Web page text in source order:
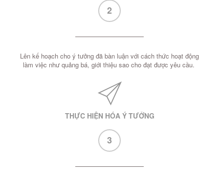
2
Lên kế hoạch cho ý tưởng đã bàn luận với cách thức hoạt động
làm việc như quảng bá, giới thiệu sao cho đạt được yêu cầu.
THỰC HIỆN HÓA Ý TƯỞNG
3